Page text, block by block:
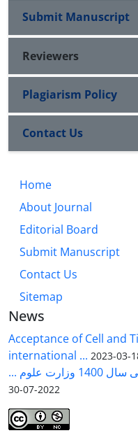
Submit Manuscript
Reviewers
Plagiarism Policy
Contact Us
Home
About Journal
Editorial Board
Submit Manuscript
Contact Us
Sitemap
News
Acceptance of Cell and
international ... 2023-03-
علوم ...
2022-07-30